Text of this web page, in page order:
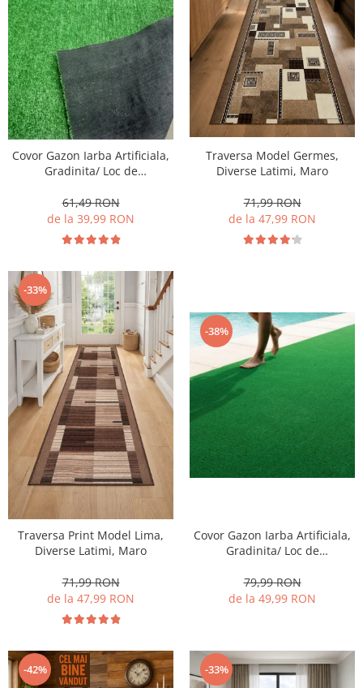
Covor Gazon Iarba Artificiala,
Gradinita/ Loc de
fir 7mm, Verde
61,49 RON
de la 39,99 RON
Traversa Model Germes,
Diverse Latimi, Maro
71,99 RON
de la 47,99 RON
-33%
Traversa Print Model Lima,
Diverse Latimi, Maro
71,99 RON
de la 47,99 RON
-38%
Covor Gazon Iarba Artificiala,
Gradinita/ Loc de
Linda Inaltime fir 10 mm,
Verde
79,99 RON
de la 49,99 RON
-42% -33%